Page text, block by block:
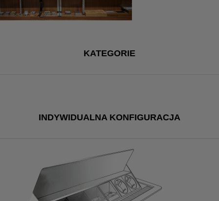
KATEGORIE
INDYWIDUALNA KONFIGURACJA